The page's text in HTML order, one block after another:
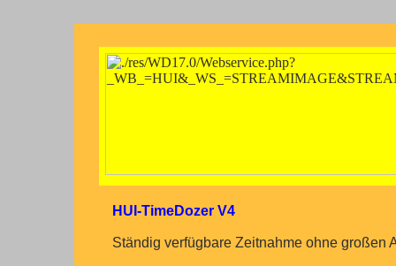
HUI-TimeDozer V4
Ständig verfügbare Zeitnahme ohne großen